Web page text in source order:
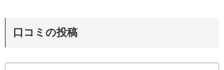
口コミの投稿